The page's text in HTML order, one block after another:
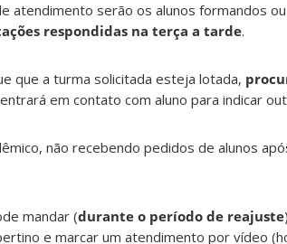
atendimento serão os alunos formandos
respondidas na terça a tarde.
que a turma solicitada esteja lotada,
em contato com aluno para indicar
não recebendo pedidos de alunos
mandar (durante o período de reajuste
e marcar um atendimento por vídeo